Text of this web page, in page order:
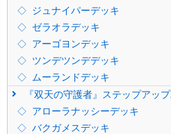
ジュナイパーデッキ
ゼラオラデッキ
アーゴヨンデッキ
ツンデツンデデッキ
ムーランドデッキ
『双天の守護者』ステップアッ
アローラナッシーデッキ
バクガメスデッキ